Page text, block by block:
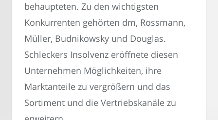
behaupteten. Zu den wichtigsten
Konkurrenten gehörten dm, Rossmann,
Müller, Budnikowsky und Douglas.
Schleckers Insolvenz eröffnete diesen
Unternehmen Möglichkeiten, ihre
Marktanteile zu vergrößern und das
Sortiment und die Vertriebskanäle zu